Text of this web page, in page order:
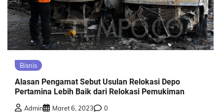
Bisnis
Alasan Pengamat Sebut Usulan Relokasi Depo
Pertamina Lebih Baik dari Relokasi Pemukiman
Admin Maret 6, 2023 0